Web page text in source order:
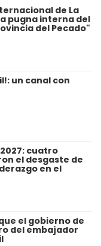
de La
pugna interna del
del Pecado"
un canal con
cuatro
el desgaste de
en el
el gobierno de
del embajador